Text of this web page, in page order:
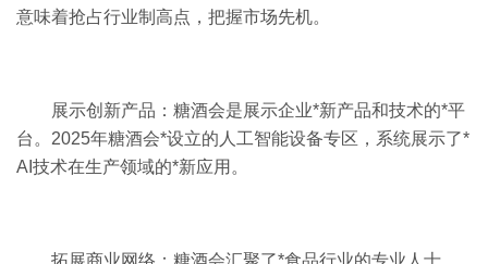
意味着抢占行业制高点，把握市场先机。
展示创新产品：糖酒会是展示企业*新产品和技术的*平
台。2025年糖酒会*设立的人工智能设备专区，系统展示了*
AI技术在生产领域的*新应用。
拓展商业网络：糖酒会汇聚了*食品行业的专业人士，